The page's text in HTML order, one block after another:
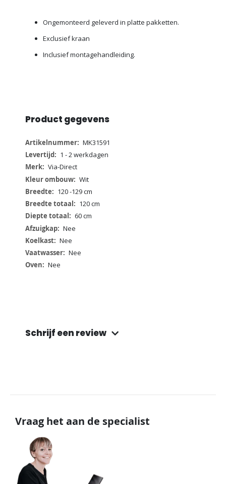
Ongemonteerd geleverd in platte pakketten.
Exclusief kraan
Inclusief montagehandleiding.
Product gegevens
Meer
informatie
MK31591
1 - 2 werkdagen
Via-Direct
Wit
120 -129 cm
120 cm
60 cm
Nee
Nee
Nee
Nee
Schrijf een review
Vraag het aan de specialist